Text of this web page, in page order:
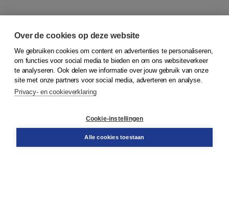
© 2026Koninklijke Boom uitgevers
Bestellen
Over de cookies op deze website
We gebruiken cookies om content en advertenties te personaliseren,
om functies voor social media te bieden en om ons websiteverkeer
te analyseren. Ook delen we informatie over jouw gebruik van onze
site met onze partners voor social media, adverteren en analyse.
Privacy- en cookieverklaring
Cookie-instellingen
Alle cookies toestaan